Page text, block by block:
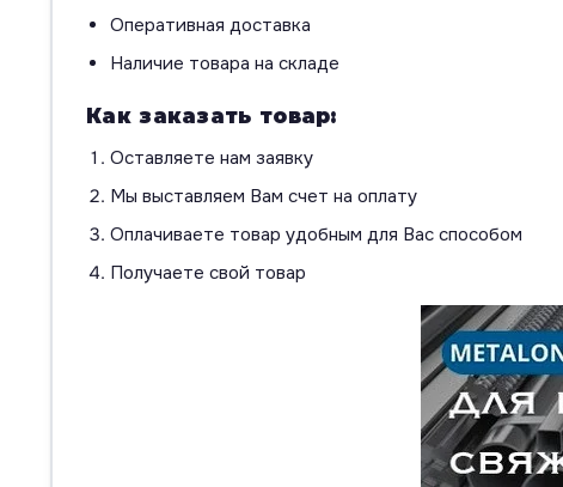
Оперативная доставка
Наличие товара на складе
Как заказать товар:
Оставляете нам заявку
Мы выставляем Вам счет на оплату
Оплачиваете товар удобным для Вас способом
Получаете свой товар